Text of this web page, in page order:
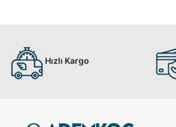
Hızlı Kargo